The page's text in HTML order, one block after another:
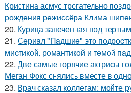
Кристина асмус трогательно
рождения режиссёра Клима
20. Курица запеченная под
21. Сeриaл "Пaдшиe" это
миcтикoй, рoмантикoй и тeмoй
22. Две самые горячие актрисы
Меган Фокс снялись вместе в
23. Врач сказал коллегам: мойте